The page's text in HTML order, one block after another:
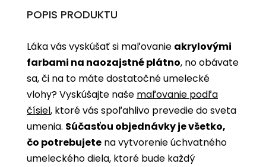
POPIS PRODUKTU
Láka vás vyskúšať si maľovanie akrylovými
farbami na naozajstné plátno, no obávate
sa, či na to máte dostatočné umelecké
vlohy? Vyskúšajte naše maľovanie podľa
čísiel, ktoré vás spoľahlivo prevedie do sveta
umenia. Súčasťou objednávky je všetko,
čo potrebujete na vytvorenie úchvatného
umeleckého diela, ktoré bude každý